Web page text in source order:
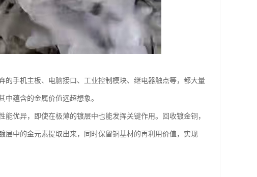
手机主板、电脑接口、工业控制模块、继电器触点等，都大量
蕴含的金属价值远超想象。
优异，即使在极薄的镀层中也能发挥关键作用。回收镀金铜，
中的金元素提取出来，同时保留铜基材的再利用价值，实现